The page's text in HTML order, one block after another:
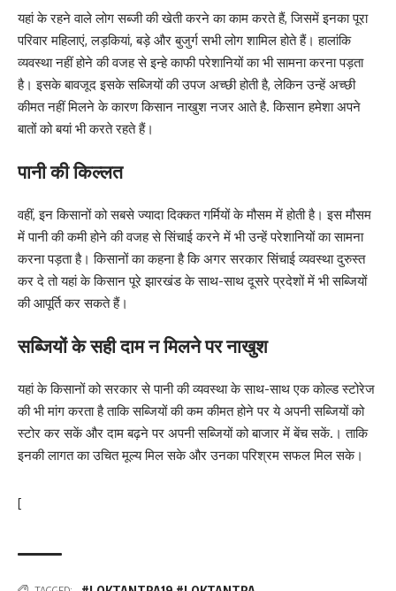
यहां के रहने वाले लोग सब्जी की खेती करने का काम करते हैं, जिसमें इनका पूरा
परिवार महिलाएं, लड़कियां, बड़े और बुजुर्ग सभी लोग शामिल होते हैं। हालांकि
व्यवस्था नहीं होने की वजह से इन्हे काफी परेशानियों का भी सामना करना पड़ता
है। इसके बावजूद इसके सब्जियों की उपज अच्छी होती है, लेकिन उन्हें अच्छी
कीमत नहीं मिलने के कारण किसान नाखुश नजर आते है. किसान हमेशा अपने
बातों को बयां भी करते रहते हैं।
पानी की किल्लत
वहीं, इन किसानों को सबसे ज्यादा दिक्कत गर्मियों के मौसम में होती है। इस मौसम
में पानी की कमी होने की वजह से सिंचाई करने में भी उन्हें परेशानियों का सामना
करना पड़ता है। किसानों का कहना है कि अगर सरकार सिंचाई व्यवस्था दुरुस्त
कर दे तो यहां के किसान पूरे झारखंड के साथ-साथ दूसरे प्रदेशों में भी सब्जियों
की आपूर्ति कर सकते हैं।
सब्जियों के सही दाम न मिलने पर नाखुश
यहां के किसानों को सरकार से पानी की व्यवस्था के साथ-साथ एक कोल्ड स्टोरेज
की भी मांग करता है ताकि सब्जियों की कम कीमत होने पर ये अपनी सब्जियों को
स्टोर कर सकें और दाम बढ़ने पर अपनी सब्जियों को बाजार में बेंच सकें.। ताकि
इनकी लागत का उचित मूल्य मिल सके और उनका परिश्रम सफल मिल सके।
[